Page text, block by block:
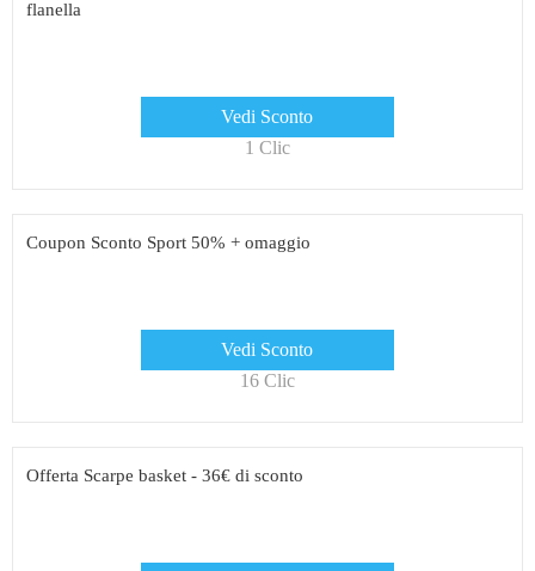
flanella
Vedi Sconto
1 Clic
Coupon Sconto Sport 50% + omaggio
Vedi Sconto
16 Clic
Offerta Scarpe basket - 36€ di sconto